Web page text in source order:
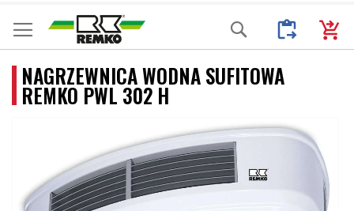
Przejdź
do
treści
Mój
Moje
Search
NAGRZEWNICA WODNA SUFITOWA
REMKO PWL 302 H